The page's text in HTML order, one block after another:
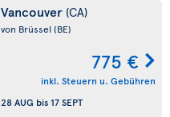
Vancouver (CA)
von Brüssel (BE)
775 €
inkl. Steuern u. Gebühren
28 AUG bis 17 SEPT